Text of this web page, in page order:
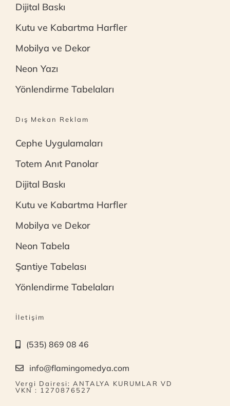
Dijital Baskı
Kutu ve Kabartma Harfler
Mobilya ve Dekor
Neon Yazı
Yönlendirme Tabelaları
Dış Mekan Reklam
Cephe Uygulamaları
Totem Anıt Panolar
Dijital Baskı
Kutu ve Kabartma Harfler
Mobilya ve Dekor
Neon Tabela
Şantiye Tabelası
Yönlendirme Tabelaları
İletişim
(535) 869 08 46
info@flamingomedya.com
Vergi Dairesi: ANTALYA KURUMLAR VD
VKN : 1270876527